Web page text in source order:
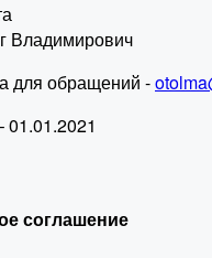
Владимирович
для обращений -
01.01.2021
соглашение